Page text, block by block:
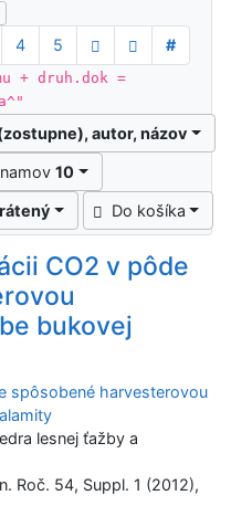
4 5
#
+ druh.dok =
autor, názov
10
Do košíka
CO2 v pôde
bukovej
spôsobené harvesterovou
lesnej ťažby a
Roč. 54, Suppl. 1 (2012),